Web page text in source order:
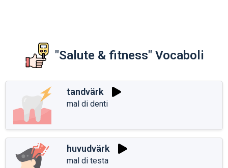
"Salute & fitness" Vocaboli
tandvärk
mal di denti
huvudvärk
mal di testa